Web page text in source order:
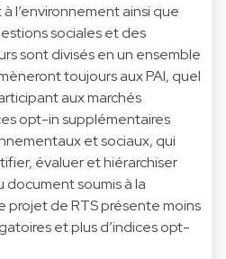
l’environnement ainsi que
sociales et des
sont divisés en un ensemble
toujours aux PAI, quel
aux marchés
opt-in supplémentaires
et sociaux, qui
évaluer et hiérarchiser
document soumis à la
projet de RTS présente moins
et plus d’indices opt-